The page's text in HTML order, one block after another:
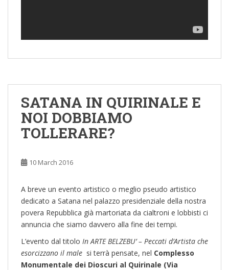
SATANA IN QUIRINALE E
NOI DOBBIAMO
TOLLERARE?
10 March 2016
A breve un evento artistico o meglio pseudo artistico
dedicato a Satana nel palazzo presidenziale della nostra
povera Repubblica già martoriata da cialtroni e lobbisti ci
annuncia che siamo davvero alla fine dei tempi.
L’evento dal titolo In ARTE BELZEBU’ – Peccati d’Artista che
esorcizzano il male si terrà pensate, nel Complesso
Monumentale dei Dioscuri al Quirinale (Via